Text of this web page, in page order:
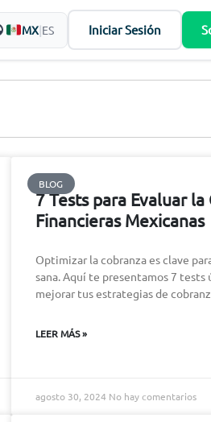
MX|ES Iniciar Sesión
BLOG
7 Tests para Evaluar la
Financieras Mexicanas
Optimizar la cobranza es clave
sana. Aquí te presentamos 7 tests
mejorar tus estrategias de
LEER MÁS »
agosto 30, 2024 No hay comentarios